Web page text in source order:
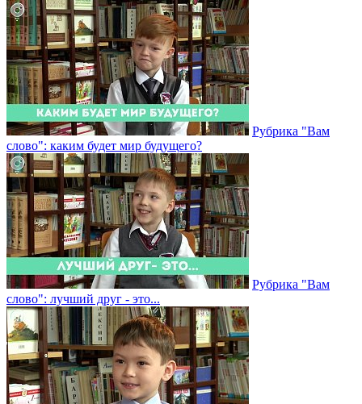
Рубрика "Вам
слово": каким будет мир будущего?
Рубрика "Вам
слово": лучший друг - это...